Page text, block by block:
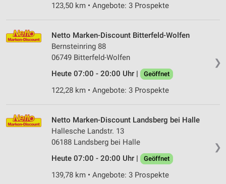
123,50 km • Angebote: 3 Prospekte
❯
Netto Marken-Discount Bitterfeld-Wolfen
Bernsteinring 88
06749 Bitterfeld-Wolfen
Heute 07:00 - 20:00 Uhr |
Geöffnet
122,28 km • Angebote: 3 Prospekte
❯
Netto Marken-Discount Landsberg bei Halle
Hallesche Landstr. 13
06188 Landsberg bei Halle
Heute 07:00 - 20:00 Uhr |
Geöffnet
139,78 km • Angebote: 3 Prospekte